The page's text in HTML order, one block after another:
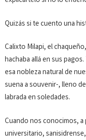
Quizás si te cuento una
Calixto Milapi, el
hachaba allá en sus
esa nobleza natural de
suena a souvenir-, lleno
labrada en soledades.
Cuando nos conocimos, a
universitario,